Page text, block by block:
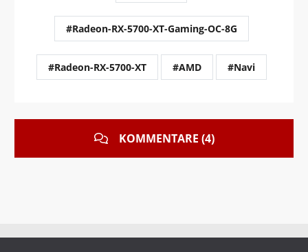
#Radeon-RX-5700-XT-Gaming-OC-8G
#Radeon-RX-5700-XT #AMD #Navi
KOMMENTARE (4)